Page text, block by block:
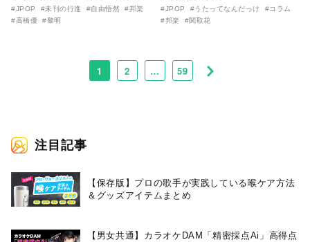
然』がいよいよ発売。歌唱、歌
のテーマ、新曲についてなど、
#JPOP #未刊の行進 #自由悟然
#邦楽
#高橋優
#黎明
#JPOP #うたってなんだっけ
#コラム
#邦楽
#関取花
1 2 … 59
注目記事
【保存版】プロの歌手が実践している喉ケア⽅法
＆グッズアイテムまとめ
【男女共通】カラオケDAM「精密採点Ai」高得点